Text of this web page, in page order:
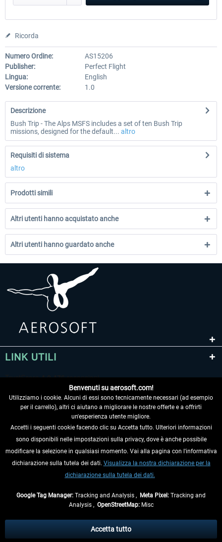
Ricorda
Numero Ordine:
AS15206
Publisher:
Perfect Flight
Lingua:
English
Versione corrente:
1.0
Descrizione
Bush Trip - The Alps MSFS includes a set of ten Bush Trip
missions, designed for the default... altro
Requisiti di sistema
altro
Prodotti simili
Altri utenti hanno acquistato anche
Altri utenti hanno guardato anche
LINK UTILI
RECEDERE DAL CONTRATTO
INFORMAZIONI
eventualmente le spese di spedizione, se non diversamente descritto.
** Riguarda le spedizioni al di fuori della Germania, i tempi di consegna per le
Benvenuti su aerosoft.com!
Utilizziamo i cookie. Alcuni di essi sono tecnicamente necessari (ad esempio
per il carrello), altri ci aiutano a migliorare le nostre offerte e a offrirti
un'esperienza utente migliore.
Accetti i seguenti cookie facendo clic su Accetta tutto. Ulteriori informazioni
sono disponibili nelle impostazioni sulla privacy, dove è anche possibile
modificare la selezione in qualsiasi momento. Vai alla pagina con l'informativa
dichiarazione sulla tutela dei dati. Visualizza la nostra dichiarazione per la
dichiarazione sulla tutela dei dati.
Google Tag Manager: Tracking and Analysis , Meta Pixel: Tracking and
Analysis , OpenStreetMap:Misc
Accetta tutto